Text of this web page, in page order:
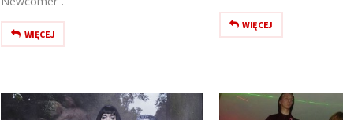
WIĘCEJ
WIĘCEJ